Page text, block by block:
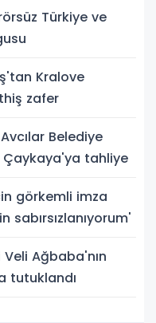
Türkiye ve
Kralove
zafer
Belediye
Çaykaya'ya tahliye
görkemli imza
sabırsızlanıyorum'
Veli Ağbaba'nın
tutuklandı